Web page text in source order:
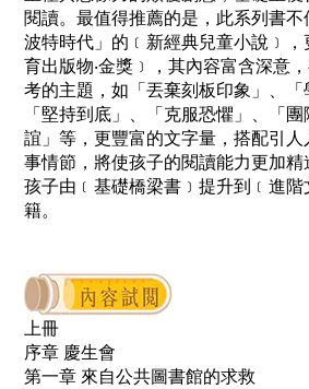
閱讀。最值得推薦的是，此系列書不
波特時代」的﹝新經典兒童小說﹞
育出版物‧金獎﹞，其內容富含深意
考的主題， 如「丟棄刻板印象」、「
「堅持到底」、「克服恐懼」、「
誼」等， 更豐富的文字量，搭配引
事情節，將使孩子的閱讀能力更加精
孩子由﹝基礎橋梁書﹞提升到﹝進
籍。
上冊
序章 慶生會
第一章 來自公共圖書館的求救